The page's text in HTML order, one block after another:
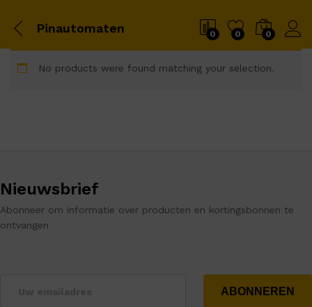
Pinautomaten 0 0 0
No products were found matching your selection.
Nieuwsbrief
Abonneer om informatie over producten en kortingsbonnen te
ontvangen